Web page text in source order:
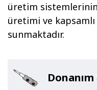
üretim sistemlerinin
üretimi ve
sunmaktadır.
Donanım